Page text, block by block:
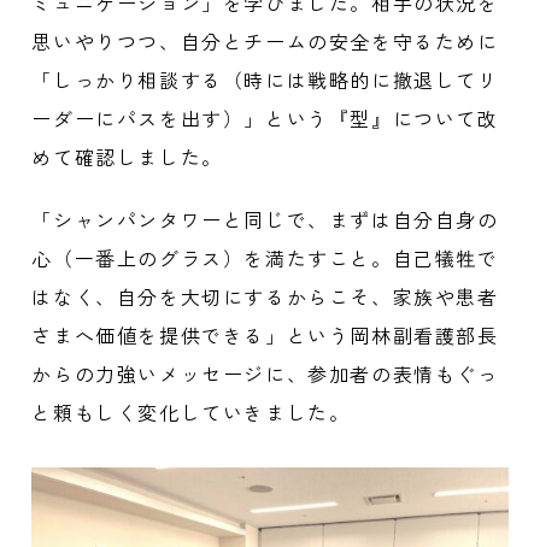
思いやりつつ、自分とチームの安全を守るために
「しっかり相談する（時には戦略的に撤退してリ
ーダーにパスを出す）」という『型』について改
めて確認しました。
「シャンパンタワーと同じで、まずは自分自身の
心（一番上のグラス）を満たすこと。自己犠牲で
はなく、自分を大切にするからこそ、家族や患者
さまへ価値を提供できる」という岡林副看護部長
からの力強いメッセージに、参加者の表情もぐっ
と頼もしく変化していきました。